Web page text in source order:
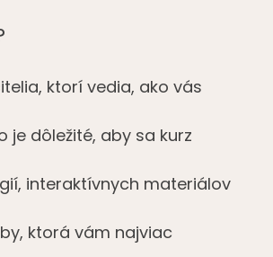
ktorí vedia, ako vás
je dôležité, aby sa kurz
interaktívnych materiálov
ktorá vám najviac